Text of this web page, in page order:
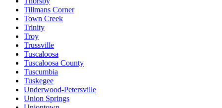
Tillmans Corner
Town Creek
Trinity
Troy
Trussville
Tuscaloosa
Tuscaloosa County
Tuscumbia
Tuskegee
Underwood-Petersville
Union Springs